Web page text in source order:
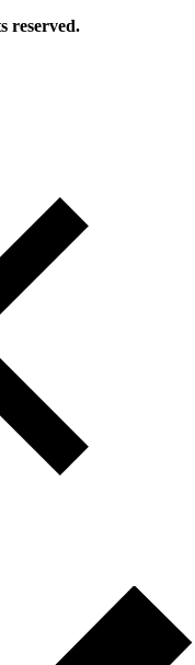
reserved.